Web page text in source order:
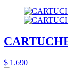
$ 1.690